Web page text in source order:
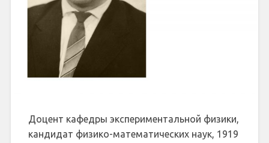
Доцент кафедры экспериментальной физики,
кандидат физико-математических наук, 1919